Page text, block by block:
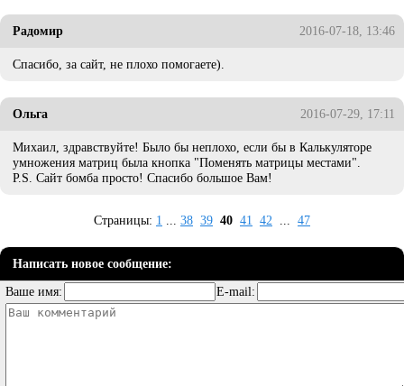
Радомир 2016-07-18, 13:46
Спасибо, за сайт, не плохо помогаете).
Ольга 2016-07-29, 17:11
Михаил, здравствуйте! Было бы неплохо, если бы в Калькуляторе
умножения матриц была кнопка "Поменять матрицы местами".
P.S. Сайт бомба просто! Спасибо большое Вам!
Страницы: 1 38 39 40 41 42 47
Написать новое сообщение:
Ваше имя:
E-mail: